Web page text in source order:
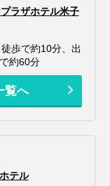
ラザホテル米子
歩で約10分、出
約60分
覧へ
テル